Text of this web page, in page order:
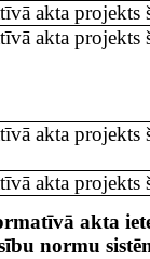
akta projekts
akta projekts
akta projekts
akta projekts
akta
normu